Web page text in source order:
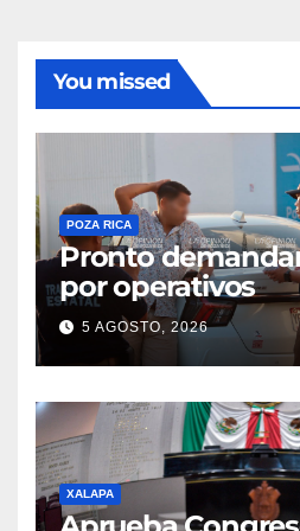
You missed
POZA RICA
Pronto
por operativos
5 AGOSTO, 2026
XALAPA